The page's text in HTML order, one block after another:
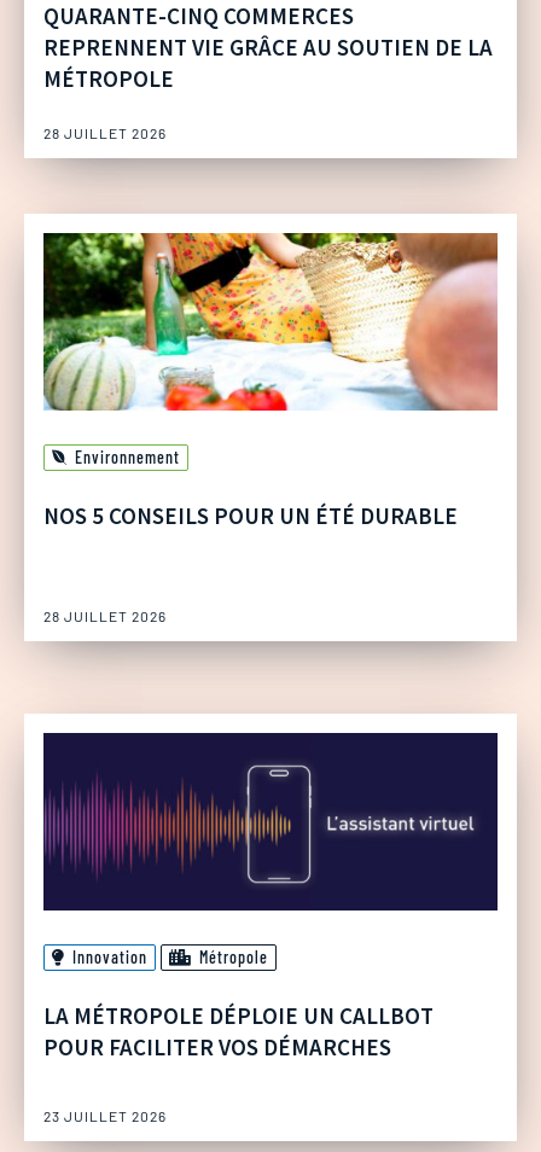
QUARANTE-CINQ COMMERCES
REPRENNENT VIE GRÂCE AU SOUTIEN DE LA
MÉTROPOLE
28 JUILLET 2026
Environnement
NOS 5 CONSEILS POUR UN ÉTÉ DURABLE
28 JUILLET 2026
Innovation Métropole
LA MÉTROPOLE DÉPLOIE UN CALLBOT
POUR FACILITER VOS DÉMARCHES
23 JUILLET 2026